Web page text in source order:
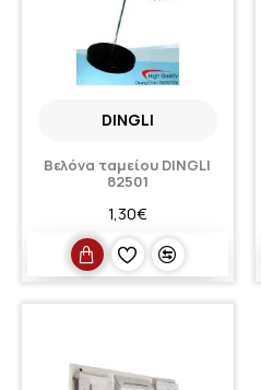
DINGLI
Βελόνα ταμείου DINGLI
82501
1,30€